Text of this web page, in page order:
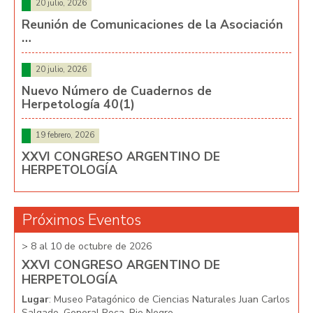
20 julio, 2026
Reunión de Comunicaciones de la Asociación
…
20 julio, 2026
Nuevo Número de Cuadernos de
Herpetología 40(1)
19 febrero, 2026
XXVI CONGRESO ARGENTINO DE
HERPETOLOGÍA
Próximos Eventos
> 8 al 10 de octubre de 2026
XXVI CONGRESO ARGENTINO DE
HERPETOLOGÍA
Lugar: Museo Patagónico de Ciencias Naturales Juan Carlos